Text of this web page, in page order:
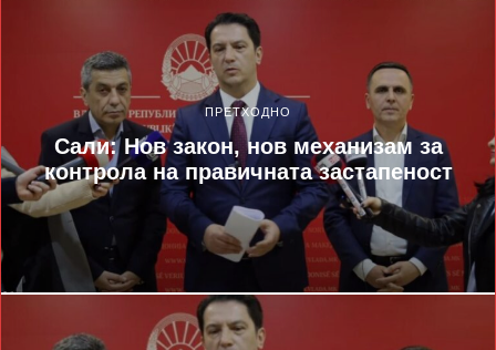
ПРЕТХОДНО
Сали: Нов закон, нов механизам за
контрола на правичната застапеност